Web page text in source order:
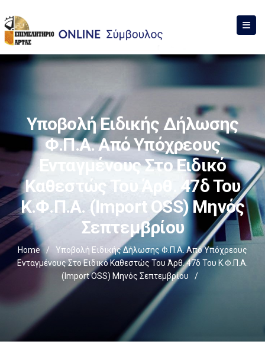
Υποβολή Ειδικής Δήλωσης
Φ.Π.Α. Από Υπόχρεους
Ενταγμένους Στο Ειδικό
Καθεστώς Του Άρθ. 47δ Του
Κ.Φ.Π.Α. (Import OSS) Μηνός
Σεπτεμβρίου
Home /
Υποβολή Ειδικής Δήλωσης Φ.Π.Α. Από Υπόχρεους
Ενταγμένους Στο Ειδικό Καθεστώς Του Άρθ. 47δ Του Κ.Φ.Π.Α.
(Import OSS) Μηνός Σεπτεμβρίου
/